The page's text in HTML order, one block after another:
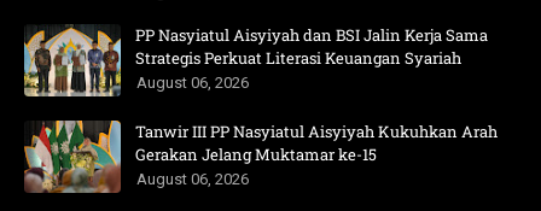
PP Nasyiatul Aisyiyah dan BSI Jalin Kerja Sama
Strategis Perkuat Literasi Keuangan Syariah
August 06, 2026
Tanwir III PP Nasyiatul Aisyiyah Kukuhkan Arah
Gerakan Jelang Muktamar ke-15
August 06, 2026